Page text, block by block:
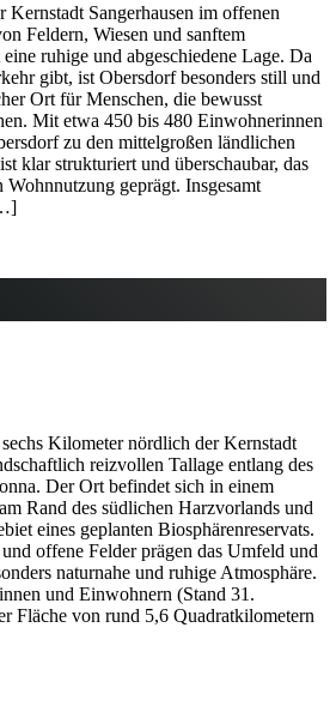
Sangerhausen im offenen
Feldern, Wiesen und sanftem
ruhige und abgeschiedene Lage. Da
gibt, ist Obersdorf besonders still und
Ort für Menschen, die bewusst
Mit etwa 450 bis 480 Einwohnerinnen
zu den mittelgroßen ländlichen
klar strukturiert und überschaubar, das
geprägt. Insgesamt
Kilometer nördlich der Kernstadt
reizvollen Tallage entlang des
Der Ort befindet sich in einem
Rand des südlichen Harzvorlands und
eines geplanten Biosphärenreservats.
offene Felder prägen das Umfeld und
naturnahe und ruhige Atmosphäre.
und Einwohnern (Stand 31.
Fläche von rund 5,6 Quadratkilometern